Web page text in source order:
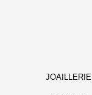
JOAILLERIE